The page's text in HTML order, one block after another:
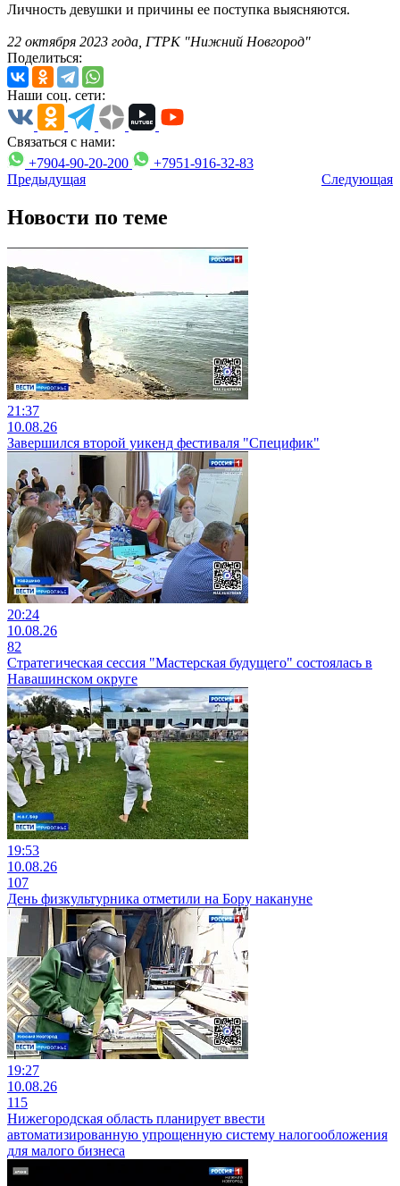
Личность девушки и причины ее поступка выясняются.
22 октября 2023 года, ГТРК "Нижний Новгород"
Поделиться:
Наши соц. сети:
Связаться с нами:
+7904-90-20-200
+7951-916-32-83
Предыдущая
Следующая
Новости по теме
21:37
10.08.26
Завершился второй уикенд фестиваля "Специфик"
20:24
10.08.26
82
Стратегическая сессия "Мастерская будущего" состоялась в
Навашинском округе
19:53
10.08.26
107
День физкультурника отметили на Бору накануне
19:27
10.08.26
115
Нижегородская область планирует ввести
автоматизированную упрощенную систему налогообложения
для малого бизнеса